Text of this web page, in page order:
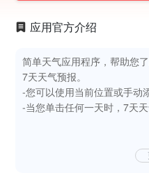
应用官方介绍
简单天气应用程序，帮助您
7天天气预报。
-您可以使用当前位置或手动
-当您单击任何一天时，7天